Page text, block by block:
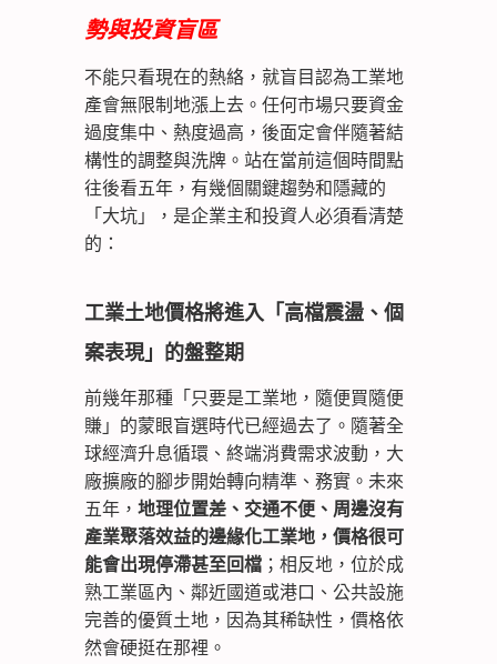
勢與投資盲區
不能只看現在的熱絡，就盲目認為工業地
產會無限制地漲上去。任何市場只要資金
過度集中、熱度過高，後面定會伴隨著結
構性的調整與洗牌。站在當前這個時間點
往後看五年，有幾個關鍵趨勢和隱藏的
「大坑」，是企業主和投資人必須看清楚
的：
工業土地價格將進入「高檔震盪、個
案表現」的盤整期
前幾年那種「只要是工業地，隨便買隨便
賺」的蒙眼盲選時代已經過去了。隨著全
球經濟升息循環、終端消費需求波動，大
廠擴廠的腳步開始轉向精準、務實。未來
五年， 地理位置差、交通不便、周邊沒有
產業聚落效益的邊緣化工業地，價格很可
能會出現停滯甚至回檔 ；相反地，位於成
熟工業區內、鄰近國道或港口、公共設施
完善的優質土地，因為其稀缺性，價格依
然會硬挺在那裡。